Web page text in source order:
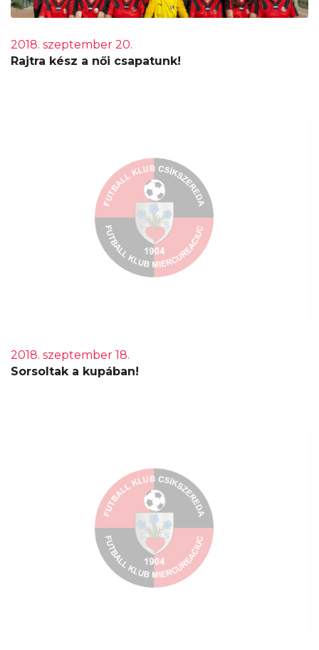
2018. szeptember 20.
Rajtra kész a női csapatunk!
2018. szeptember 18.
Sorsoltak a kupában!